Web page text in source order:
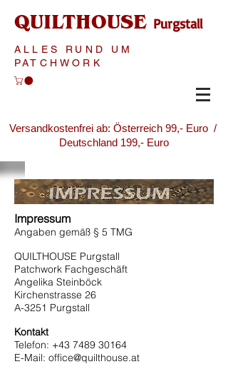
QUILTHOUSE Purgstall
ALLES RUND UM
PATCHWORK
Versandkostenfrei ab: Österreich 99,- Euro /
Deutschland 199,- Euro
Impressum
Angaben gemäß § 5 TMG
QUILTHOUSE Purgstall
Patchwork Fachgeschäft
Angelika Steinböck
Kirchenstrasse 26
A-3251 Purgstall
Kontakt
Telefon: +43 7489 30164
E-Mail: office@quilthouse.at